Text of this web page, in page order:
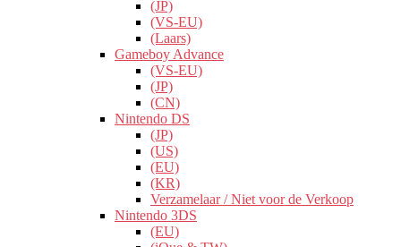
(JP)
(VS-EU)
(Laars)
Gameboy Advance
(VS-EU)
(JP)
(CN)
Nintendo DS
(JP)
(US)
(EU)
(KR)
Verzamelaar / Niet voor de Verkoop
Nintendo 3DS
(EU)